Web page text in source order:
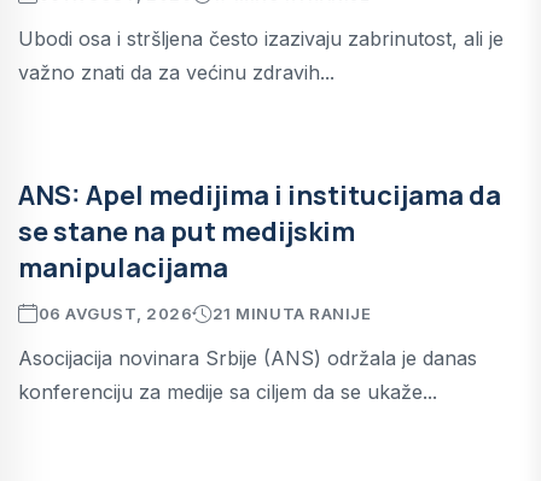
Ubodi osa i stršljena često izazivaju zabrinutost, ali je
važno znati da za većinu zdravih...
ANS: Apel medijima i institucijama da
se stane na put medijskim
manipulacijama
06 AVGUST, 2026 21 MINUTA RANIJE
Asocijacija novinara Srbije (ANS) održala je danas
konferenciju za medije sa ciljem da se ukaže...